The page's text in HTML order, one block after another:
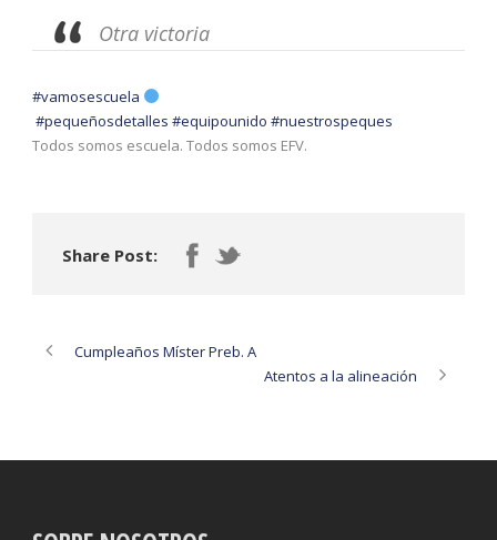
Otra victoria
#vamosescuela
#pequeñosdetalles #equipounido #nuestrospeques
Todos somos escuela. Todos somos EFV.
Share Post:
Cumpleaños Míster Preb. A
Atentos a la alineación